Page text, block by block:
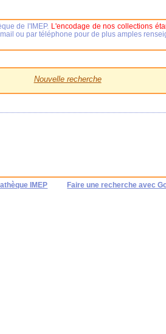
Nouvelle recherche
IMEP Faire une recherche avec
de l'IMEP. L'encodage de nos collections
ou par téléphone pour de plus amples